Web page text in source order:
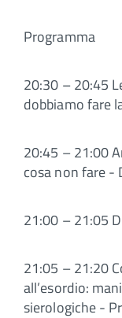
Programma
20:30 – 20:45
dobbiamo fare
20:45 – 21:00
cosa non fare -
21:00 – 21:05
21:05 – 21:20
all’esordio:
sierologiche -